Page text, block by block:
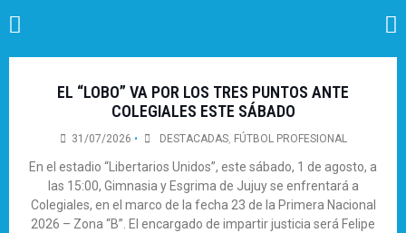
EL “LOBO” VA POR LOS TRES PUNTOS ANTE
COLEGIALES ESTE SÁBADO
31/07/2026 • DESTACADAS, FÚTBOL PROFESIONAL
En el estadio “Libertarios Unidos”, este sábado, 1 de agosto, a
las 15:00, Gimnasia y Esgrima de Jujuy se enfrentará a
Colegiales, en el marco de la fecha 23 de la Primera Nacional
2026 – Zona “B”. El encargado de impartir justicia será Felipe